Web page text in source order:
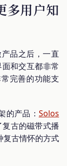
多用户知
品之后，一直
和交互都非常
完善的功能支
的产品： Solos
古的磁带式播
复古情怀的方式